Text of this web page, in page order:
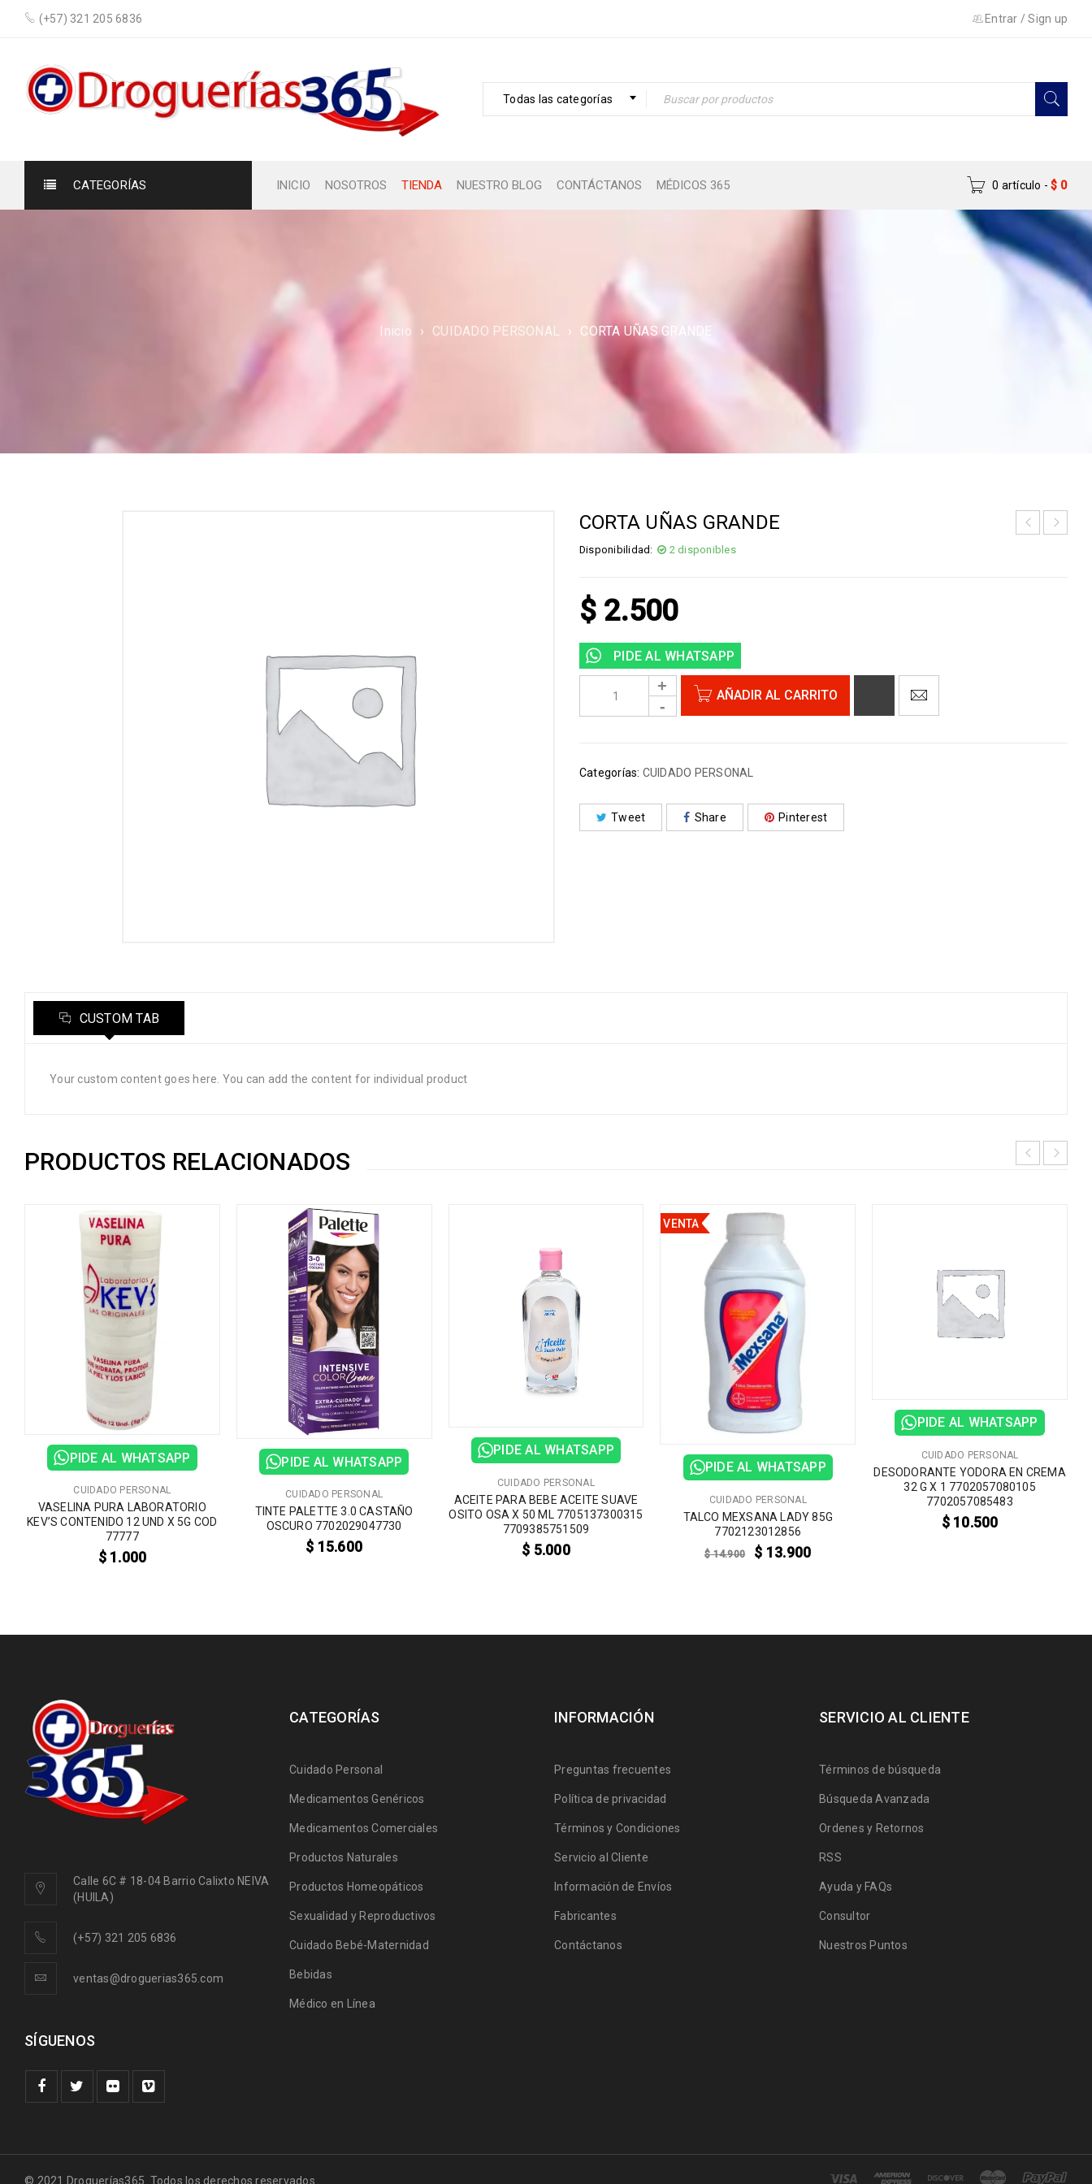
(+57) 321 205 6836 Entrar /Sign up
Todas las categorías
CATEGORÍAS INICIO NOSOTROS TIENDA NUESTRO BLOG CONTÁCTANOS MÉDICOS 365 0 artículo - $ 0
Inicio › CUIDADO PERSONAL › CORTA UÑAS GRANDE
CORTA UÑAS GRANDE
Disponibilidad: 2 disponibles
$ 2.500
PIDE AL WHATSAPP
AÑADIR AL CARRITO
Categorías: CUIDADO PERSONAL
Tweet Share Pinterest
CUSTOM TAB
Your custom content goes here. You can add the content for individual product
PRODUCTOS RELACIONADOS
PIDE AL WHATSAPP
CUIDADO PERSONAL
VASELINA PURA LABORATORIO
KEV’S CONTENIDO 12 UND X 5G COD
77777
$1.000
PIDE AL WHATSAPP
CUIDADO PERSONAL
TINTE PALETTE 3.0 CASTAÑO
OSCURO 7702029047730
$ 15.600
PIDE AL WHATSAPP
CUIDADO PERSONAL
ACEITE PARA BEBE ACEITE SUAVE
OSITO OSA X 50 ML 7705137300315
7709385751509
$ 5.000
VENTA
PIDE AL WHATSAPP
CUIDADO PERSONAL
TALCO MEXSANA LADY 85G
7702123012856
$14.900 $ 13.900
PIDE AL WHATSAPP
CUIDADO PERSONAL
DESODORANTE YODORA EN CREMA
32 G X 1 7702057080105
7702057085483
$10.500
Calle 6C # 18-04 Barrio Calixto NEIVA
(HUILA)
(+57) 321 205 6836
ventas@droguerias365.com
SÍGUENOS
CATEGORÍAS
Cuidado Personal
Medicamentos Genéricos
Medicamentos Comerciales
Productos Naturales
Productos Homeopáticos
Sexualidad y Reproductivos
Cuidado Bebé-Maternidad
Bebidas
Médico en Línea
INFORMACIÓN
Preguntas frecuentes
Política de privacidad
Términos y Condiciones
Servicio al Cliente
Información de Envíos
Fabricantes
Contáctanos
SERVICIO AL CLIENTE
Términos de búsqueda
Búsqueda Avanzada
Ordenes y Retornos
RSS
Ayuda y FAQs
Consultor
Nuestros Puntos
© 2021 Droguerías365. Todos los derechos reservados.